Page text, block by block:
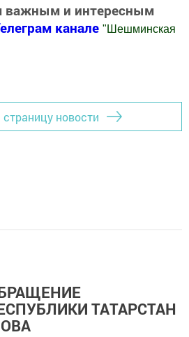
важным и интересным
канале " Шешминская
страницу новости
ТАТАРСТАН